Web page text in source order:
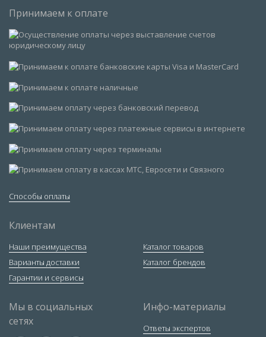
Принимаем к оплате
Способы оплаты
Клиентам
Наши преимущества
Варианты доставки
Гарантии и сервисы
Каталог товаров
Каталог брендов
Мы в социальных
сетях
Инфо-материалы
Ответы экспертов